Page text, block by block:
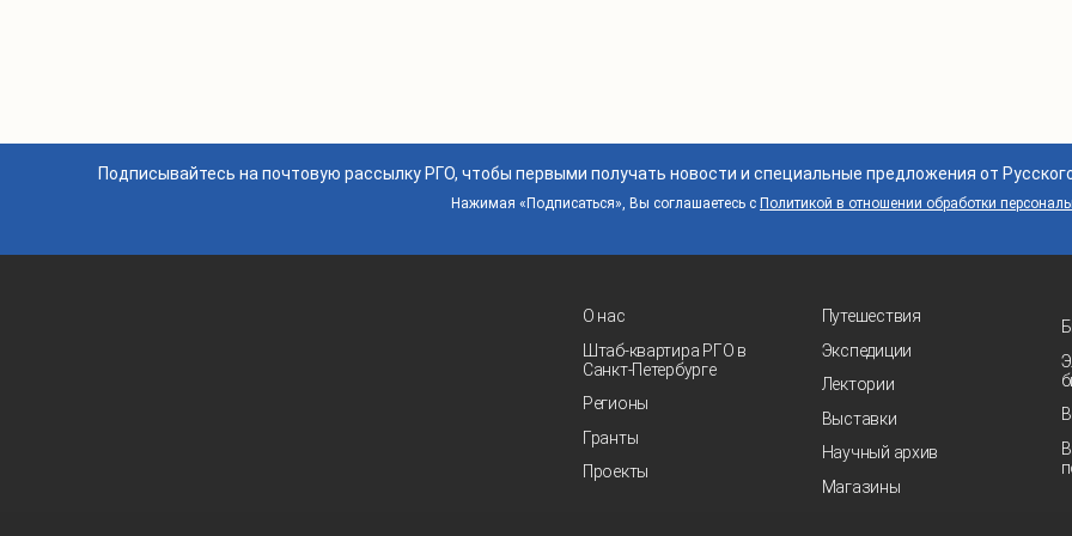
Медаль за
Страницы из дневника первого
Страницы из дневника первого
Подписывайтесь на почтовую рассылку РГО, чтобы первыми получать новости и специальные предложения от
Нажимая «Подписаться», Вы соглашаетесь с Политикой в отношении обработки
О нас
Штаб-квартира РГО в
Санкт‑Петербурге
Регионы
Гранты
Проекты
Путешествия
Экспедиции
Лектории
Выставки
Научный архив
Магазины